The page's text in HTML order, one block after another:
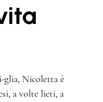
glia, Nicoletta è
a volte lieti, a